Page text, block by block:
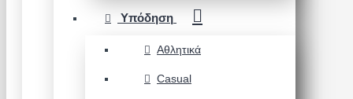
Υπόδηση
Αθλητικά
Casual